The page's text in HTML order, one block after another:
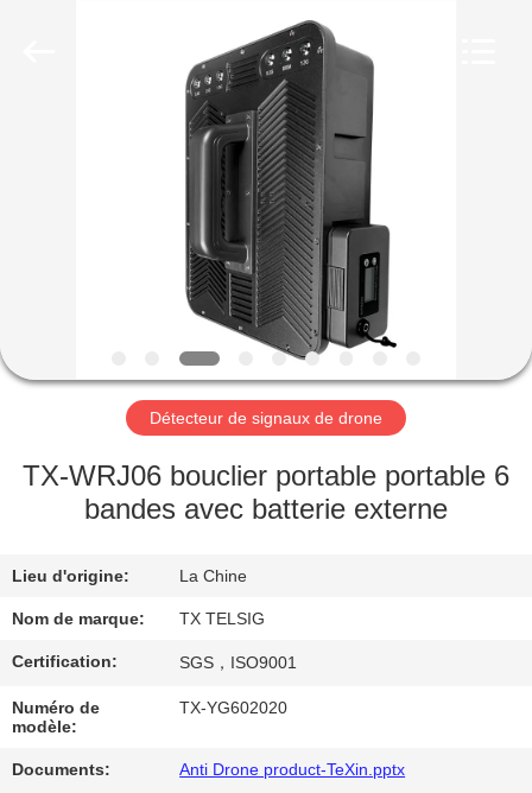
DE
NOUS
VISITE
D'USINE
CONTRÔLE
DE
QUALITÉ
CONTACTEZ-
NOUS
Détecteur de signaux de drone
TX-WRJ06 bouclier portable portable 6
bandes avec batterie externe
Lieu d'origine: La Chine
Nom de marque: TX TELSIG
Certification: SGS，ISO9001
Numéro de
modèle:
TX-YG602020
Documents: Anti Drone product-TeXin.pptx